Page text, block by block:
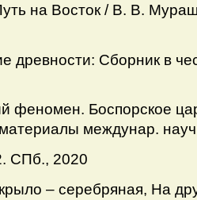
на Восток / В. В.
древности: Сборник в
феномен. Боспорское
материалы междунар.
СПб., 2020
– серебряная, На